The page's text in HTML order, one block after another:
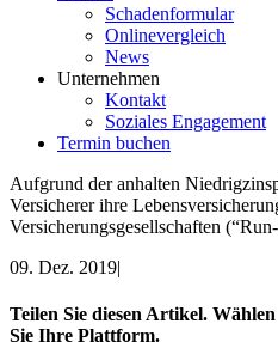
Schadenformular
Onlinevergleich
News
Unternehmen
Kontakt
Soziales Engagement
Termin buchen
Aufgrund der anhalten
Versicherer ihre
Versicherungsgesellschaften
09. Dez. 2019|
Teilen Sie diesen Artikel. Wählen
Sie Ihre Plattform.